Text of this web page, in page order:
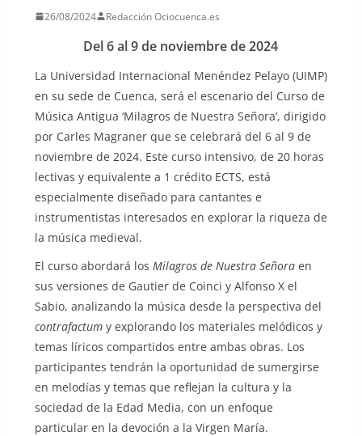
26/08/2024 Redacción Ociocuenca.es
Del 6 al 9 de noviembre de 2024
La Universidad Internacional Menéndez Pelayo (UIMP)
en su sede de Cuenca, será el escenario del Curso de
Música Antigua ‘Milagros de Nuestra Señora’, dirigido
por Carles Magraner que se celebrará del 6 al 9 de
noviembre de 2024. Este curso intensivo, de 20 horas
lectivas y equivalente a 1 crédito ECTS, está
especialmente diseñado para cantantes e
instrumentistas interesados en explorar la riqueza de
la música medieval.
El curso abordará los Milagros de Nuestra Señoraen
sus versiones de Gautier de Coinci y Alfonso X el
Sabio, analizando la música desde la perspectiva del
contrafactumy explorando los materiales melódicos y
temas líricos compartidos entre ambas obras. Los
participantes tendrán la oportunidad de sumergirse
en melodías y temas que reflejan la cultura y la
sociedad de la Edad Media, con un enfoque
particular en la devoción a la Virgen María.